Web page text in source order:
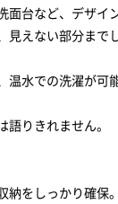
面台など、デザイ
見えない部分まで
温水での洗濯が可
語りきれません。
納をしっかり確保。